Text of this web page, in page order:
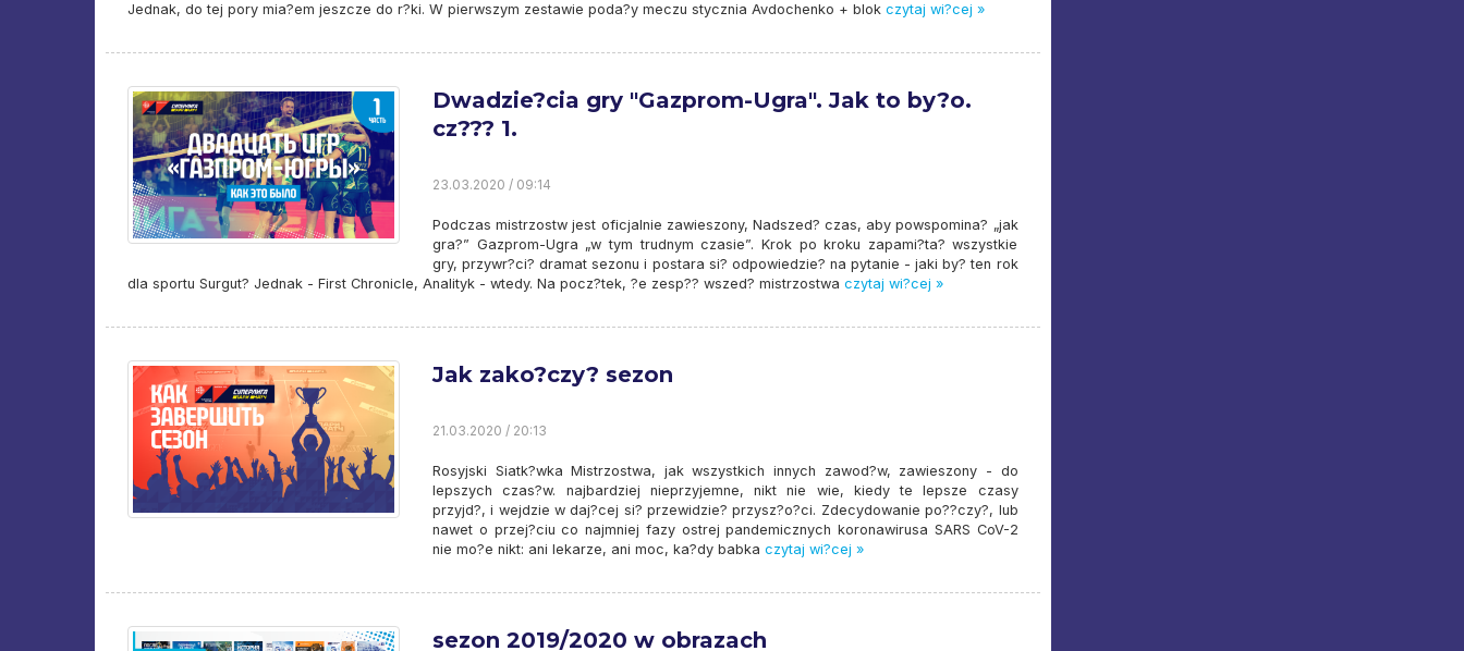
Jednak, do tej pory mia?em jeszcze do r?ki. W pierwszym zestawie poda?y meczu stycznia Avdochenko + blok czytaj wi?cej »
Dwadzie?cia gry "Gazprom-Ugra". Jak to by?o.
cz??? 1.
23.03.2020 / 09:14
Podczas mistrzostw jest oficjalnie zawieszony, Nadszed? czas, aby powspomina? „jak
gra?” Gazprom-Ugra „w tym trudnym czasie”. Krok po kroku zapami?ta? wszystkie
gry, przywr?ci? dramat sezonu i postara si? odpowiedzie? na pytanie - jaki by? ten rok
dla sportu Surgut? Jednak - First Chronicle, Analityk - wtedy. Na pocz?tek, ?e zesp?? wszed? mistrzostwa czytaj wi?cej »
Jak zako?czy? sezon
21.03.2020 / 20:13
Rosyjski Siatk?wka Mistrzostwa, jak wszystkich innych zawod?w, zawieszony - do
lepszych czas?w. najbardziej nieprzyjemne, nikt nie wie, kiedy te lepsze czasy
przyjd?, i wejdzie w daj?cej si? przewidzie? przysz?o?ci. Zdecydowanie po??czy?, lub
nawet o przej?ciu co najmniej fazy ostrej pandemicznych koronawirusa SARS CoV-2
nie mo?e nikt: ani lekarze, ani moc, ka?dy babka czytaj wi?cej »
sezon 2019/2020 w obrazach